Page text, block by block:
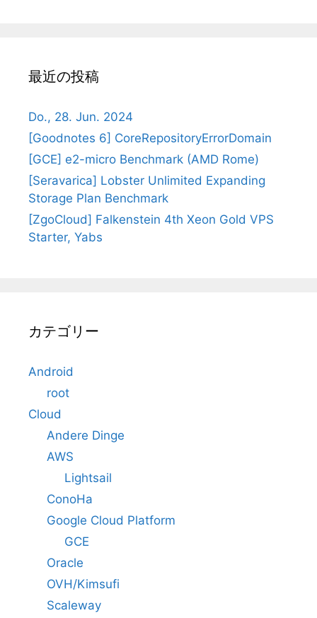
最近の投稿
Do., 28. Jun. 2024
[Goodnotes 6] CoreRepositoryErrorDomain
[GCE] e2-micro Benchmark (AMD Rome)
[Seravarica] Lobster Unlimited Expanding
Storage Plan Benchmark
[ZgoCloud] Falkenstein 4th Xeon Gold VPS
Starter, Yabs
カテゴリー
Android
root
Cloud
Andere Dinge
AWS
Lightsail
ConoHa
Google Cloud Platform
GCE
Oracle
OVH/Kimsufi
Scaleway